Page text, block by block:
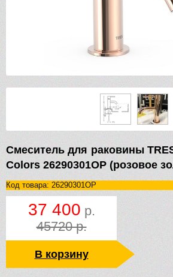
Смеситель для раковины
Colors 26290301OP (розовое
Код товара: 26290301OP
37 400 р.
45720 р.
В корзину